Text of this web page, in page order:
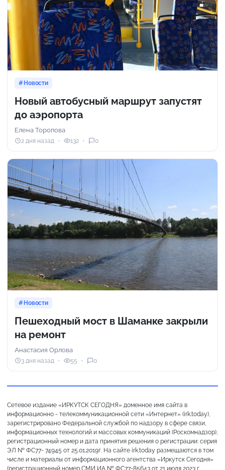
Новости
Новый автобусный маршрут запустят
до аэропорта
Елена Торопова
2 дня назад 132 0
Новости
Пешеходный мост в Шаманке закрыли
на ремонт
Анастасия Орлова
3 дня назад 55 0
Сетевое издание «ИРКУТСК СЕГОДНЯ» доменное имя сайта в
информационно - телекоммуникационной сети «Интернет» (irk.today),
зарегистрировано Федеральной службой по надзору в сфере связи,
информационных технологий и массовых коммуникаций (Роскомнадзор),
регистрационный номер и дата принятия решения о регистрации: серия
ЭЛ № ФС77- 74945 от 25.01.2019г. На сайте irk.today размещаются в том
числе и материалы от информационного агентства «Иркутск Сегодня»